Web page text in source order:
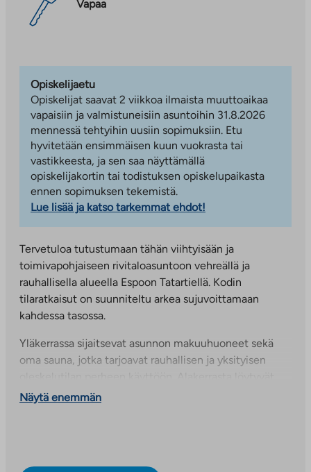
Vapaa
Opiskelijaetu
Opiskelijat saavat 2 viikkoa ilmaista muuttoaikaa
vapaisiin ja valmistuneisiin asuntoihin 31.8.2026
mennessä tehtyihin uusiin sopimuksiin. Etu
hyvitetään ensimmäisen kuun vuokrasta tai
vastikkeesta, ja sen saa näyttämällä
opiskelijakortin tai todistuksen opiskelupaikasta
ennen sopimuksen tekemistä.
Lue lisää ja katso tarkemmat ehdot!
Tervetuloa tutustumaan tähän viihtyisään ja
toimivapohjaiseen rivitaloasuntoon vehreällä ja
rauhallisella alueella Espoon Tatartiellä. Kodin
tilaratkaisut on suunniteltu arkea sujuvoittamaan
kahdessa tasossa.
Yläkerrassa sijaitsevat asunnon makuuhuoneet sekä
oma sauna, jotka tarjoavat rauhallisen ja yksityisen
valoisa keittiö, avara olohuone sekä käytännöllinen
Näytä enemmän